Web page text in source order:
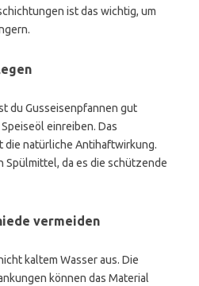
ist das wichtig, um
du Gusseisenpfannen gut
einreiben. Das
die natürliche Antihaftwirkung.
Spülmittel, da es die schützende
vermeiden
kaltem Wasser aus. Die
können das Material